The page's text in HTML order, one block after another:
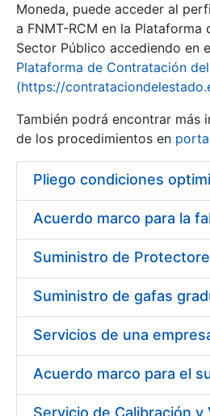
Mostrar/Ocultar
Moneda, puede acceder al
a FNMT-RCM en la
Sector Público accediendo en
Plataforma de Contratación
(https://
También podrá encontrar más
de los procedimientos en